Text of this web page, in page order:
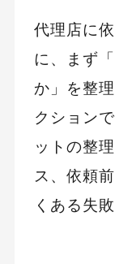
代理店に
に、まず
か」を整
クション
ットの整
ス、依頼
くある失